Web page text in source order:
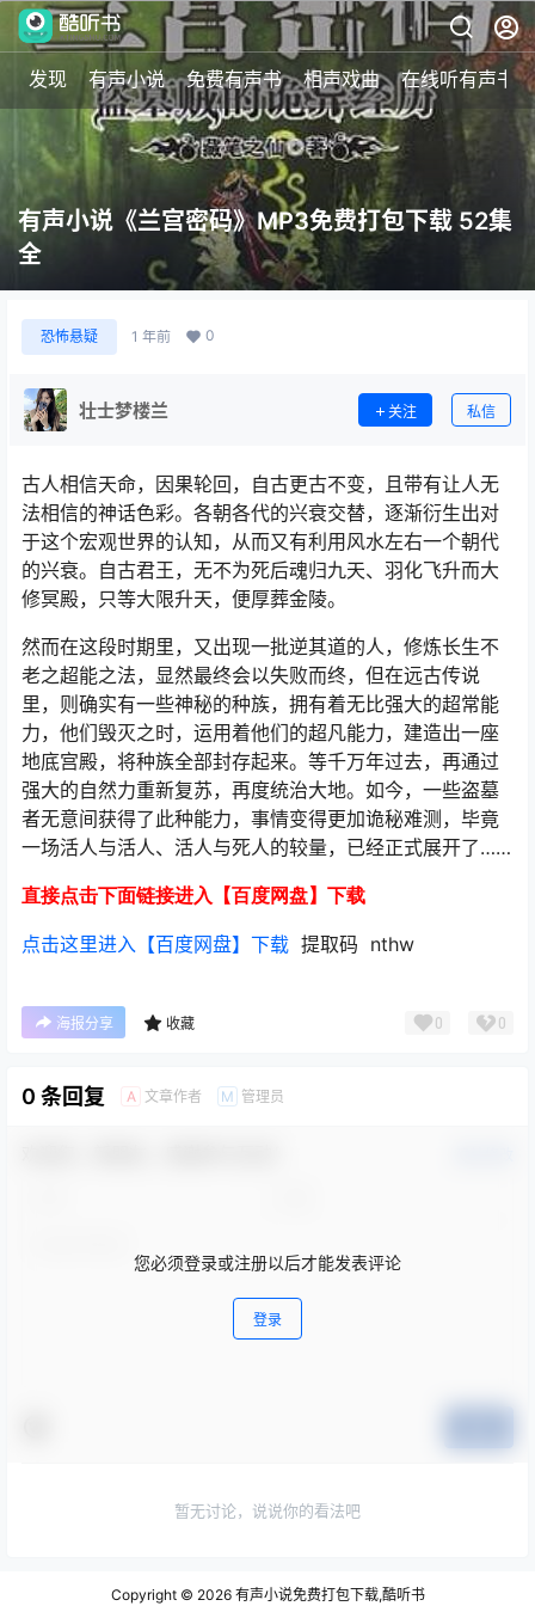
发现 有声小说 免费有声书 相声戏曲 在线听有声书
有声小说《兰宫密码》MP3免费打包下载 52集
全
恐怖悬疑 1 年前 0
壮士梦楼兰 关注 私信
古人相信天命，因果轮回，自古更古不变，且带有让人无
法相信的神话色彩。各朝各代的兴衰交替，逐渐衍生出对
于这个宏观世界的认知，从而又有利用风水左右一个朝代
的兴衰。自古君王，无不为死后魂归九天、羽化飞升而大
修冥殿，只等大限升天，便厚葬金陵。
然而在这段时期里，又出现一批逆其道的人，修炼长生不
老之超能之法，显然最终会以失败而终，但在远古传说
里，则确实有一些神秘的种族，拥有着无比强大的超常能
力，他们毁灭之时，运用着他们的超凡能力，建造出一座
地底宫殿，将种族全部封存起来。等千万年过去，再通过
强大的自然力重新复苏，再度统治大地。如今，一些盗墓
者无意间获得了此种能力，事情变得更加诡秘难测，毕竟
一场活人与活人、活人与死人的较量，已经正式展开了……
直接点击下面链接进入【百度网盘】下载
点击这里进入【百度网盘】下载 提取码 nthw
海报分享 收藏 0 0
0 条回复 A 文章作者 M 管理员
您必须登录或注册以后才能发表评论
登录
暂无讨论，说说你的看法吧
Copyright © 2026有声小说免费打包下载,酷听书